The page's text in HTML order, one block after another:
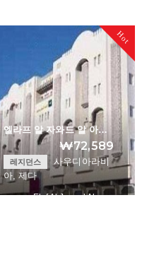
Hot
엘라프 알 자와드 알 아…
₩72,589
레지던스
사우디아라비
아, 제다
Elaf Al Jawad Al …